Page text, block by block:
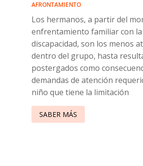
AFRONTAMIENTO
Los hermanos, a partir del
enfrentamiento familiar con la
discapacidad, son los menos
dentro del grupo, hasta
postergados como
demandas de atención
niño que tiene la limitación
SABER MÁS